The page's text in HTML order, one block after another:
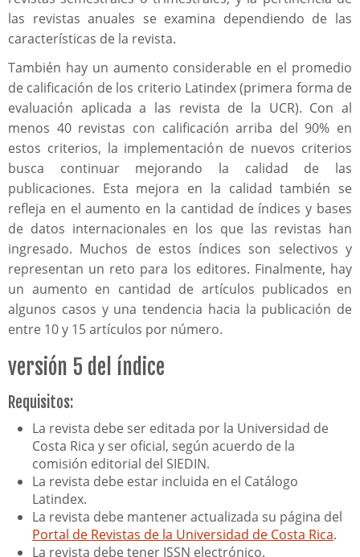
las revistas anuales se examina dependiendo de las
características de la revista.
También hay un aumento considerable en el promedio
de calificación de los criterio Latindex (primera forma de
evaluación aplicada a las revista de la UCR). Con al
menos 40 revistas con calificación arriba del 90% en
estos criterios, la implementación de nuevos criterios
busca continuar mejorando la calidad de las
publicaciones. Esta mejora en la calidad también se
refleja en el aumento en la cantidad de índices y bases
de datos internacionales en los que las revistas han
ingresado. Muchos de estos índices son selectivos y
representan un reto para los editores. Finalmente, hay
un aumento en cantidad de artículos publicados en
algunos casos y una tendencia hacia la publicación de
entre 10 y 15 artículos por número.
versión 5 del índice
Requisitos:
La revista debe ser editada por la Universidad de
Costa Rica y ser oficial, según acuerdo de la
comisión editorial del SIEDIN.
La revista debe estar incluida en el Catálogo
Latindex.
La revista debe mantener actualizada su página del
Portal de Revistas de la Universidad de Costa Rica.
La revista debe tener ISSN electrónico.